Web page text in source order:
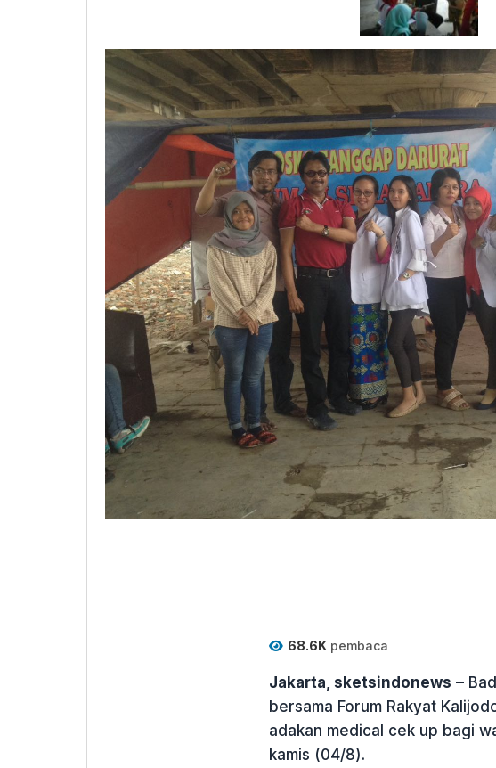
68.6Kpembaca
Jakarta, sketsindonews –
bersama Forum Rakyat
adakan medical cek up bagi
kamis (04/8).